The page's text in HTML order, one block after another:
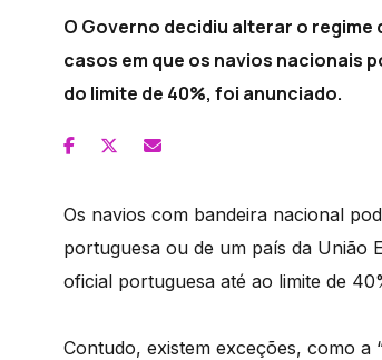
O Governo decidiu alterar o
casos em que os navios nacionais
do limite de 40%, foi anunciado.
Os navios com bandeira nacional
portuguesa ou de um país da União
oficial portuguesa até ao limite de
Contudo, existem exceções, como a